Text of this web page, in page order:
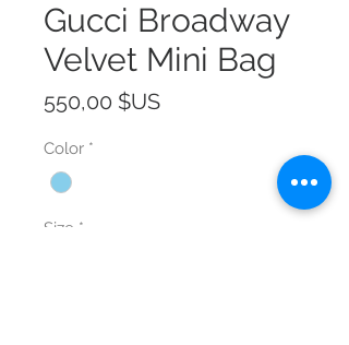
Gucci Broadway
Velvet Mini Bag
550,00 $USPrix
Color *
Size *